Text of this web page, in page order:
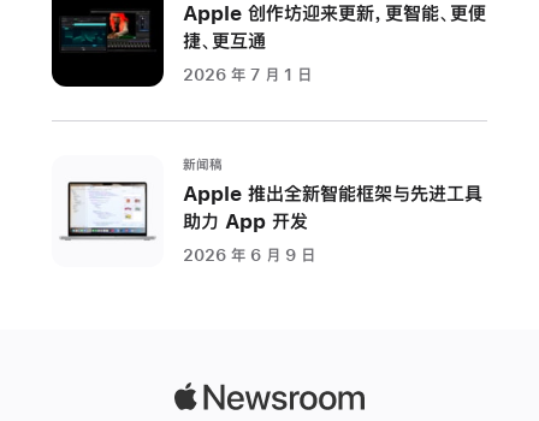
Apple 创作坊迎来更新，更智能、更便
捷、更互通
2026 年 7 月 1 日
新闻稿
Apple 推出全新智能框架与先进工具
助力 App 开发
2026 年 6 月 9 日